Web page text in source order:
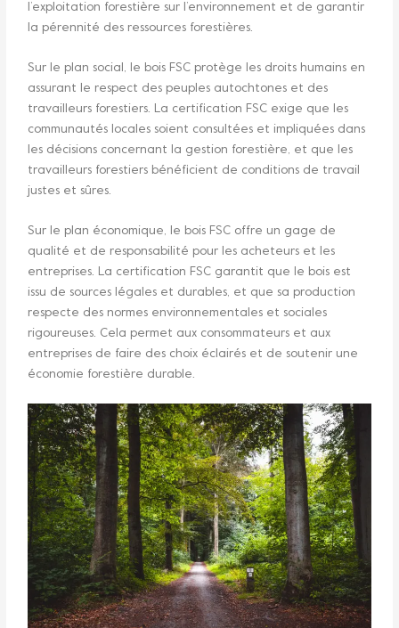
l’exploitation forestière sur l’environnement et de garantir
la pérennité des ressources forestières.
Sur le plan social, le bois FSC protège les droits humains en
assurant le respect des peuples autochtones et des
travailleurs forestiers. La certification FSC exige que les
communautés locales soient consultées et impliquées dans
les décisions concernant la gestion forestière, et que les
travailleurs forestiers bénéficient de conditions de travail
justes et sûres.
Sur le plan économique, le bois FSC offre un gage de
qualité et de responsabilité pour les acheteurs et les
entreprises. La certification FSC garantit que le bois est
issu de sources légales et durables, et que sa production
respecte des normes environnementales et sociales
rigoureuses. Cela permet aux consommateurs et aux
entreprises de faire des choix éclairés et de soutenir une
économie forestière durable.